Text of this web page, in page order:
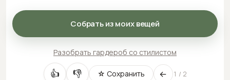
Собрать из моих вещей
Разобрать гардероб со стилистом
👍 👎 ☆ Сохранить ← 1 / 2